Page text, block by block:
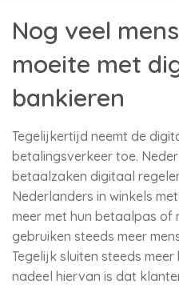
Nog veel
moeite met
bankieren
Tegelijkertijd neemt de
betalingsverkeer toe.
betaalzaken digitaal
Nederlanders in winkels
meer met hun betaalpas of
gebruiken steeds meer
Tegelijk sluiten steeds meer
nadeel hiervan is dat